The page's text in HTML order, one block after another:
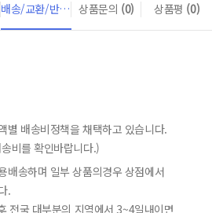
배송/교환/반품 안내 상품문의 (0) 상품평 (0)
별 배송비정책을 채택하고 있습니다.
비를 확인바랍니다.)
배송하며 일부 상품의경우 상점에서
.
전국 대부분의 지역에서 3~4일내이면